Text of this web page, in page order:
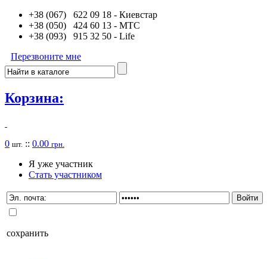
+38 (067) 622 09 18 - Киевстар
+38 (050) 424 60 13 - MTC
+38 (093) 915 32 50 - Life
Перезвоните мне
Корзина:
0 шт. :: 0.00 грн.
Я уже участник
Стать участником
сохранить